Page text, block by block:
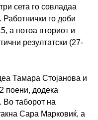
сета го совладаа
Работнички го доби
а потоа вториот и
резултатски (27-
Тамара Стојанова и
поени, додека
таборот на
Сара Марковиќ, а